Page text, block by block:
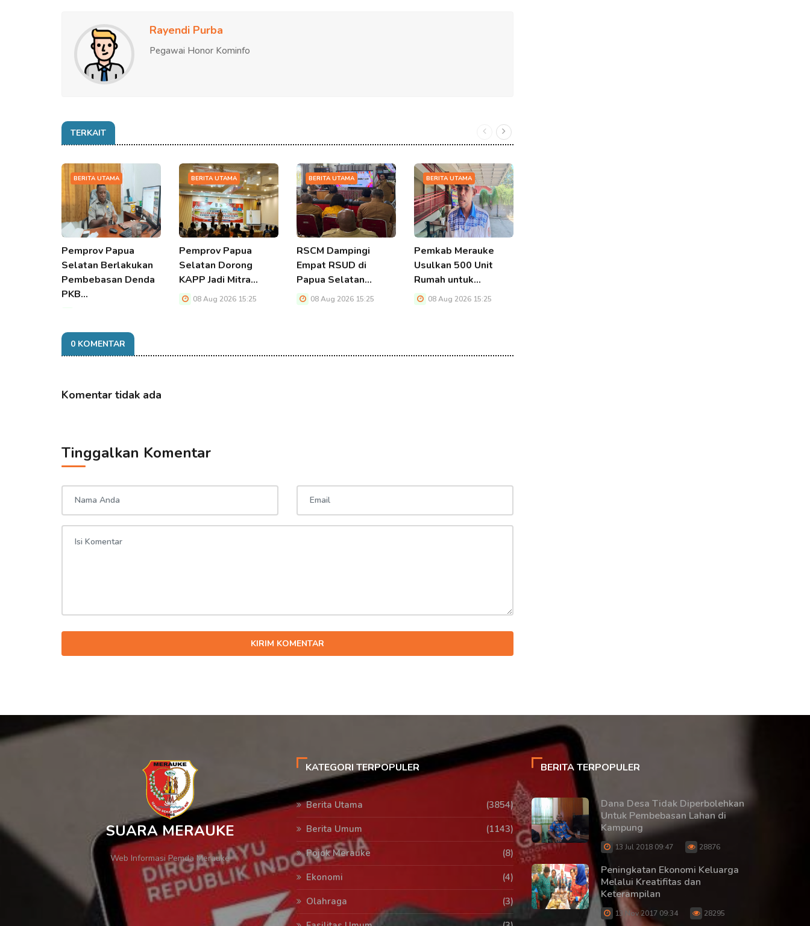
Rayendi Purba
Pegawai Honor Kominfo
TERKAIT
BERITA UTAMA
Pemprov Papua
Selatan Berlakukan
Pembebasan Denda
PKB…
BERITA UTAMA
Pemprov Papua
Selatan Dorong
KAPP Jadi Mitra…
08 Aug 2026 15:25
BERITA UTAMA
RSCM Dampingi
Empat RSUD di
Papua Selatan…
08 Aug 2026 15:25
BERITA UTAMA
Pemkab Merauke
Usulkan 500 Unit
Rumah untuk…
08 Aug 2026 15:25
0 KOMENTAR
Komentar tidak ada
Tinggalkan Komentar
KIRIM KOMENTAR
SUARA MERAUKE
Web Informasi Pemda Merauke
KATEGORI TERPOPULER
Berita Utama
(3854)
Berita Umum
(1143)
Pojok Merauke
(8)
Ekonomi
(4)
Olahraga
(3)
BERITA TERPOPULER
Dana Desa Tidak Diperbolehkan
Untuk Pembebasan Lahan di
Kampung
13 Jul 2018 09:47 28876
Peningkatan Ekonomi Keluarga
Melalui Kreatifitas dan
Keterampilan
13 Nov 2017 09:34 28295